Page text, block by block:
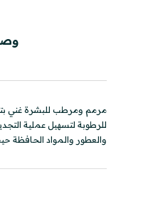
مرمم ومرطب للبشرة غني
للرطوبة لتسهيل عملية
والعطور والمواد الحافظة